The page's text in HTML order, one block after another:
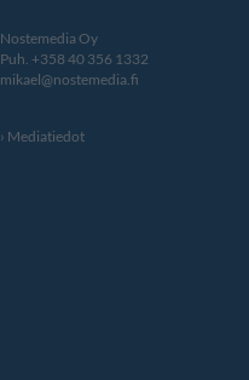
Nostemedia Oy
Puh. +358 40 356 1332
mikael@nostemedia.fi
Mediatiedot